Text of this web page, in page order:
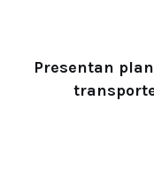
Presentan